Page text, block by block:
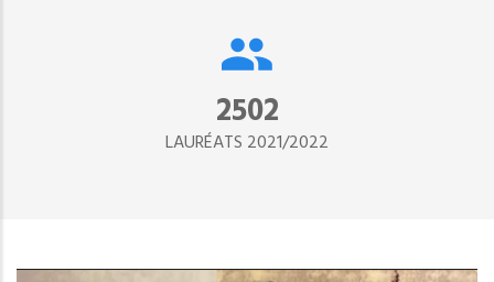
2890
LAURÉATS 2021/2022